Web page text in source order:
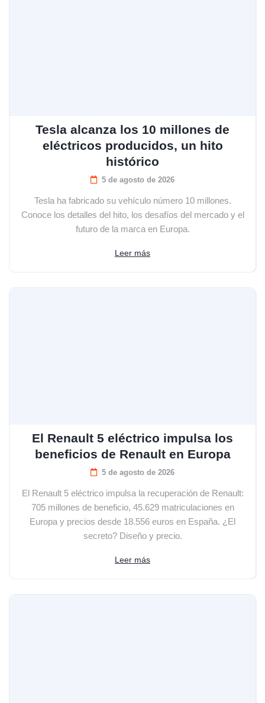
Tesla alcanza los 10 millones de
eléctricos producidos, un hito
histórico
5 de agosto de 2026
Tesla ha fabricado su vehículo número 10 millones.
Conoce los detalles del hito, los desafíos del mercado y el
futuro de la marca en Europa.
Leer más
El Renault 5 eléctrico impulsa los
beneficios de Renault en Europa
5 de agosto de 2026
El Renault 5 eléctrico impulsa la recuperación de Renault:
705 millones de beneficio, 45.629 matriculaciones en
Europa y precios desde 18.556 euros en España. ¿El
secreto? Diseño y precio.
Leer más